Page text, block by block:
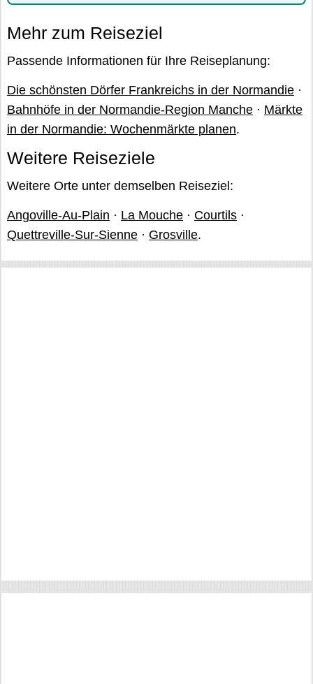
Mehr zum Reiseziel
Passende Informationen für Ihre Reiseplanung:
Die schönsten Dörfer Frankreichs in der Normandie ·
Bahnhöfe in der Normandie-Region Manche · Märkte
in der Normandie: Wochenmärkte planen.
Weitere Reiseziele
Weitere Orte unter demselben Reiseziel:
Angoville-Au-Plain · La Mouche · Courtils ·
Quettreville-Sur-Sienne · Grosville.